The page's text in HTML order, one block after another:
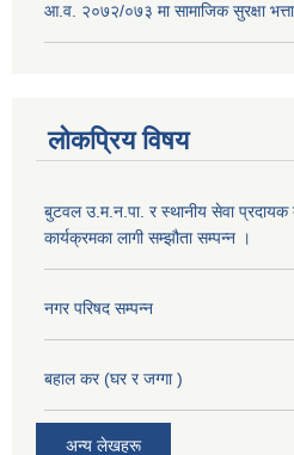
आ.व. २०७२/०७३ मा सामाजिक सुरक्षा
लोकप्रिय विषय
बुटवल उ.म.न.पा. र स्थानीय सेवा प्रदायक
कार्यक्रमका लागी सम्झौता सम्पन्न ।
नगर परिषद सम्पन्न
बहाल कर (घर र जग्गा )
अन्य लेखहरू